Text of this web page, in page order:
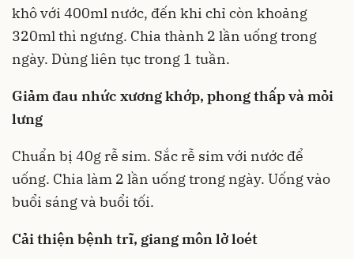
khô với 400ml nước, đến khi chỉ còn khoảng
320ml thì ngưng. Chia thành 2 lần uống trong
ngày. Dùng liên tục trong 1 tuần.
Giảm đau nhức xương khớp, phong thấp và mỏi
lưng
Chuẩn bị 40g rễ sim. Sắc rễ sim với nước để
uống. Chia làm 2 lần uống trong ngày. Uống vào
buổi sáng và buổi tối.
Cải thiện bệnh trĩ, giang môn lở loét